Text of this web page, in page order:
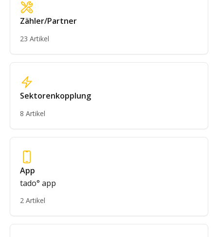
Zähler/Partner
23 Artikel
Sektorenkopplung
8 Artikel
App
tado° app
2 Artikel